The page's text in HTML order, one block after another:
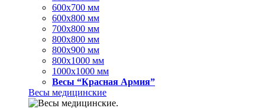
600х700 мм
600х800 мм
700х800 мм
800х800 мм
800х900 мм
800х1000 мм
1000х1000 мм
Весы “Красная Армия”
Весы медицинские